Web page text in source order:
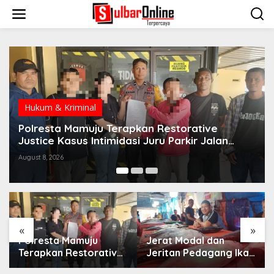
i
Hukum & Kriminal
Polresta Mamuju Terapkan Restorative
Justice Kasus Intimidasi Juru Parkir Jalan
Emmy Saelan
August 8, 2026
« »
Polresta Mamuju
Terapkan Restorative
Justice Kasus
Jerat Modal dan
Jeritan Pedagang Ikan
TPI Kasiwa Mamuju